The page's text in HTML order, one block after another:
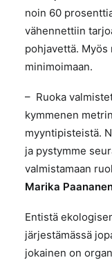
noin 60
vähennettiin
pohjavettä. Myös
minimoimaan.
– Ruoka
kymmenen
myyntipisteistä.
ja pystymme
valmistamaan
Marika
Entistä
järjestämässä
jokainen on